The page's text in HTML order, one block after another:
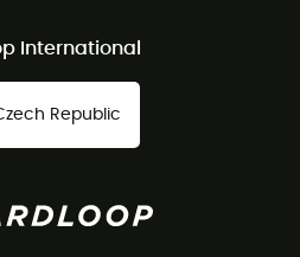
International
Republic